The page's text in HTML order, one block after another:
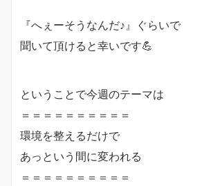
『へぇーそうなんだ♪』ぐらいで
聞いて頂けると幸いです💪
ということで今週のテーマは
＝＝＝＝＝＝＝＝＝＝
環境を整えるだけで
あっという間に変われる
＝＝＝＝＝＝＝＝＝＝